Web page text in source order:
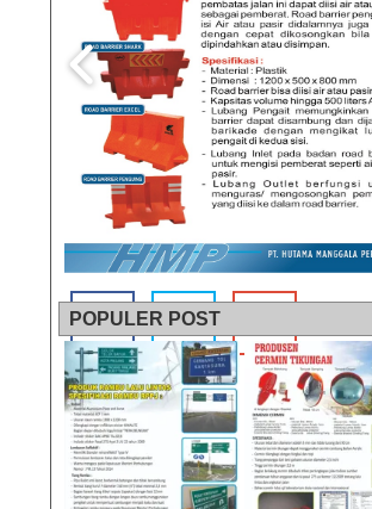
POPULER POST